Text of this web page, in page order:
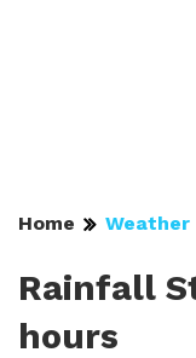
Home Weather
Rainfall
hours